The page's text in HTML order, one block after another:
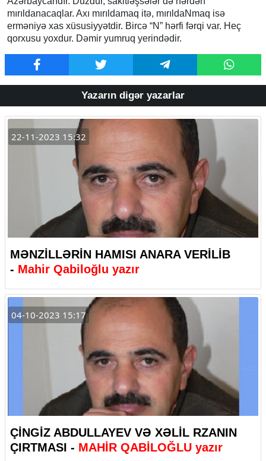
mırıldanacaqlar. Axı mırıldamaq itə, mırıldaNmaq isə
erməniyə xas xüsusiyyətdir. Bircə “N” hərfi fərqi var. Heç
qorxusu yoxdur. Dəmir yumruq yerindədir.
Yazarın digər yazarlar
22-11-2023 15:32
MƏNZİLLƏRİN HAMISI ANARA VERİLİB
- Mahir Qabiloğlu yazır
04-10-2023 15:17
ÇİNGİZ ABDULLAYEV VƏ XƏLİL RZANIN
ÇIRTMASI - MAHİR QABİLOĞLU yazır